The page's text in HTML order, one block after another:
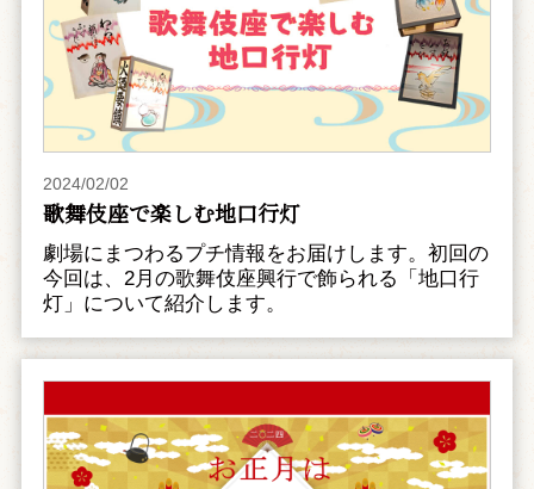
2024/02/02
歌舞伎座で楽しむ地口行灯
劇場にまつわるプチ情報をお届けします。初回の
今回は、2月の歌舞伎座興行で飾られる「地口行
灯」について紹介します。